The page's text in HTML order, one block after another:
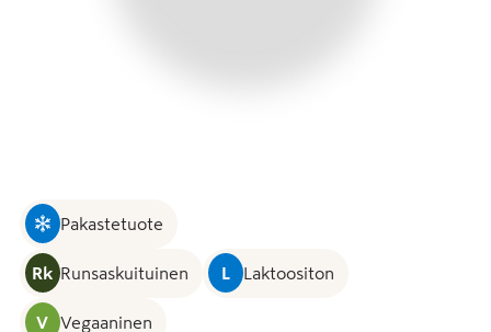
Pakastetuote
Rk Runsaskuituinen L Laktoositon
V Vegaaninen